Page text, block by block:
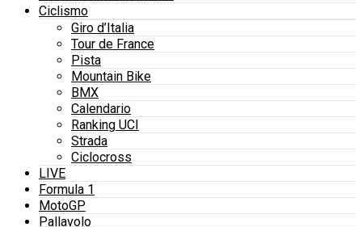
Ciclismo
Giro d’Italia
Tour de France
Pista
Mountain Bike
BMX
Calendario
Ranking UCI
Strada
Ciclocross
LIVE
Formula 1
MotoGP
Pallavolo